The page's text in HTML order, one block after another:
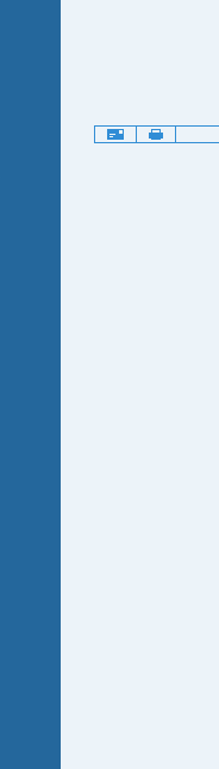
Artikelaktionen